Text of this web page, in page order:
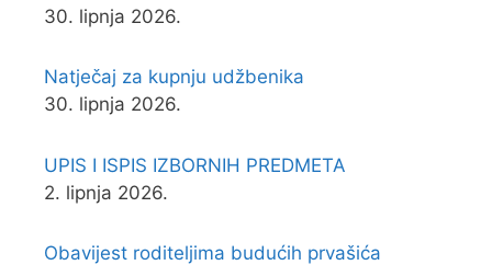
30. lipnja 2026.
Natječaj za kupnju udžbenika
30. lipnja 2026.
UPIS I ISPIS IZBORNIH PREDMETA
2. lipnja 2026.
Obavijest roditeljima budućih prvašića